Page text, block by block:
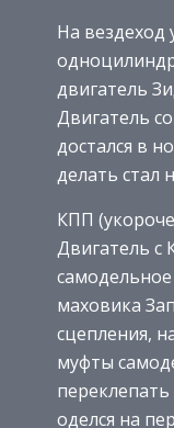
На вездеход
двигатель
Двигатель
достался в
делать стал
КПП
Двигатель с
маховика
сцепления,
муфты
оделся на